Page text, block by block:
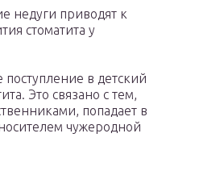
недуги приводят к
стоматита у
поступление в детский
Это связано с тем,
попадает в
чужеродной